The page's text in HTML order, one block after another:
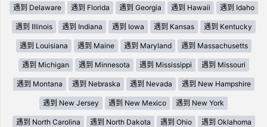
遇到 Delaware 遇到 Florida 遇到 Georgia 遇到 Hawaii 遇到 Idaho
遇到 Illinois 遇到 Indiana 遇到 Iowa 遇到 Kansas 遇到 Kentucky
遇到 Louisiana 遇到 Maine 遇到 Maryland 遇到 Massachusetts
遇到 Michigan 遇到 Minnesota 遇到 Mississippi 遇到 Missouri
遇到 Montana 遇到 Nebraska 遇到 Nevada 遇到 New Hampshire
遇到 New Jersey 遇到 New Mexico 遇到 New York
遇到 North Carolina 遇到 North Dakota 遇到 Ohio 遇到 Oklahoma